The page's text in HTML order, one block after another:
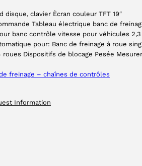
disque, clavier Ècran couleur TFT 19″
Tableau électrique banc de
banc contrôle vitesse pour véhicules
pour: Banc de freinage à roue
Dispositifs de blocage Pesée
freinage – chaînes de contrôles
Information